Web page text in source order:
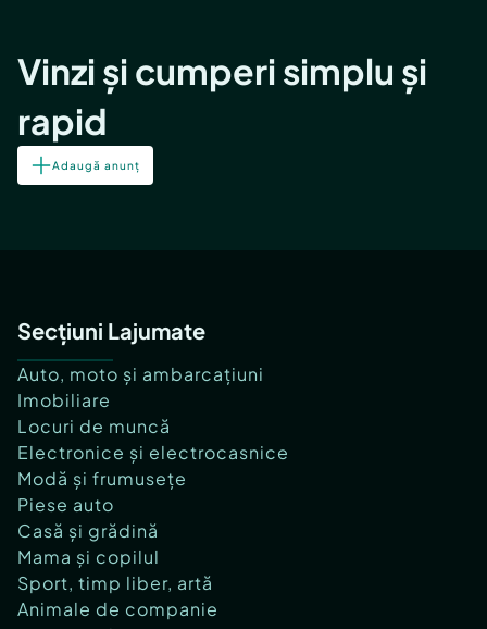
Vinzi și cumperi simplu și
rapid
Adaugă anunț
Secțiuni Lajumate
Auto, moto și ambarcațiuni
Imobiliare
Locuri de muncă
Electronice și electrocasnice
Modă și frumusețe
Piese auto
Casă și grădină
Mama și copilul
Sport, timp liber, artă
Animale de companie